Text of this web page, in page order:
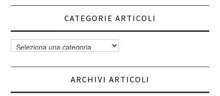
CATEGORIE ARTICOLI
Categorie
articoli
ARCHIVI ARTICOLI